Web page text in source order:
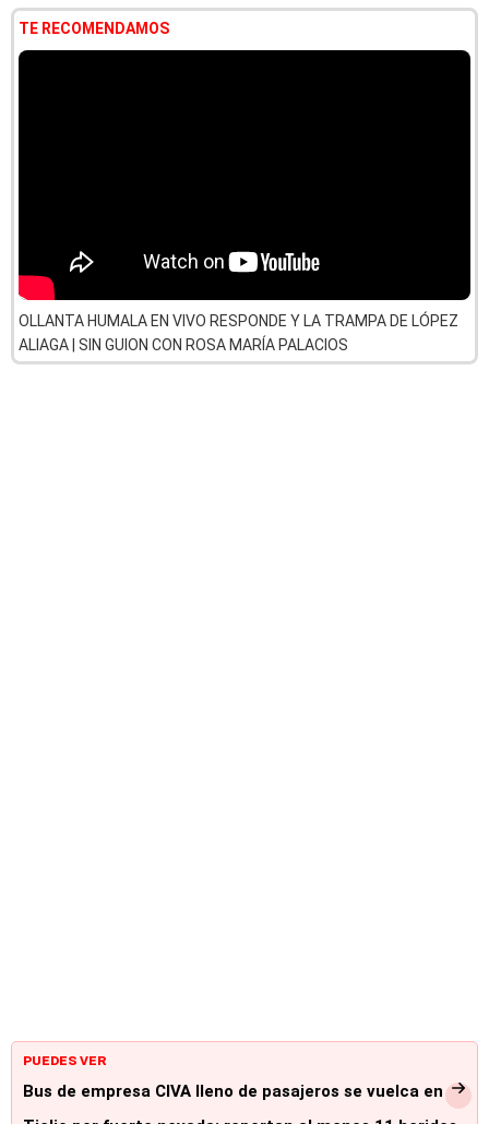
TE RECOMENDAMOS
OLLANTA HUMALA EN VIVO RESPONDE Y LA TRAMPA DE LÓPEZ
ALIAGA | SIN GUION CON ROSA MARÍA PALACIOS
PUEDES VER
Bus de empresa CIVA lleno de pasajeros se vuelca en